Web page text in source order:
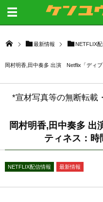
最新情報 NETFLIX
岡村明香,田中奏多 出演 Netflix「ディブ
*宣材写真等の無断転載
岡村明香,田中奏多
ティネス：時
NETFLIX配信情報 最新情報